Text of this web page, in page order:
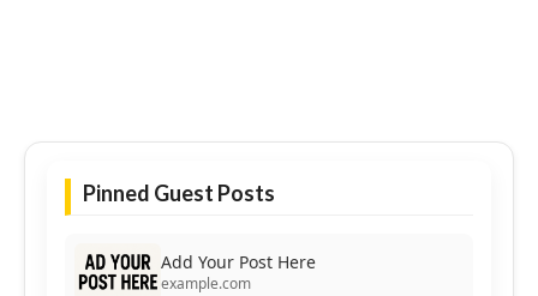
Pinned Guest Posts
Add Your Post Here
example.com